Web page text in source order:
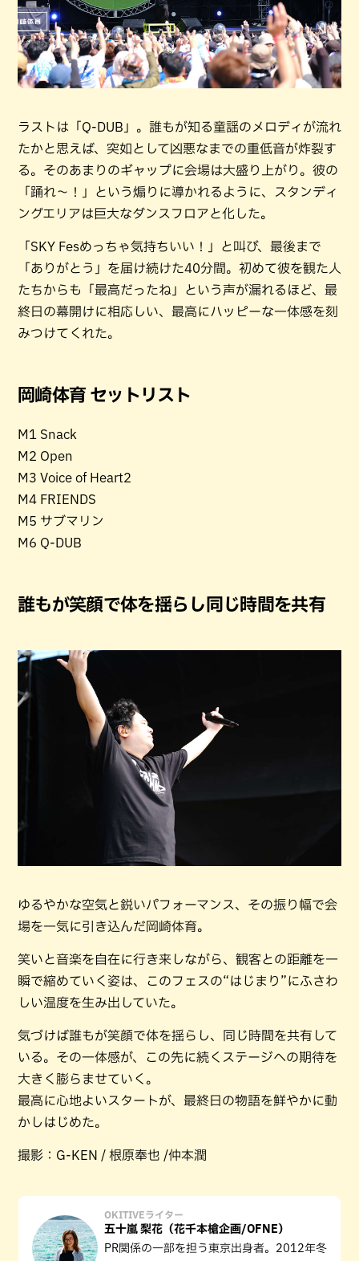
ラストは「Q-DUB」。誰もが知る童謡のメロディが流れ
たかと思えば、突如として凶悪なまでの重低音が炸裂す
る。そのあまりのギャップに会場は大盛り上がり。彼の
「踊れ〜！」という煽りに導かれるように、スタンディ
ングエリアは巨大なダンスフロアと化した。
「SKY Fesめっちゃ気持ちいい！」と叫び、最後まで
「ありがとう」を届け続けた40分間。初めて彼を観た人
たちからも「最高だったね」という声が漏れるほど、最
終日の幕開けに相応しい、最高にハッピーな一体感を刻
みつけてくれた。
岡崎体育 セットリスト
M1 Snack
M2 Open
M3 Voice of Heart2
M4 FRIENDS
M5 サブマリン
M6 Q-DUB
誰もが笑顔で体を揺らし同じ時間を共有
ゆるやかな空気と鋭いパフォーマンス、その振り幅で会
場を一気に引き込んだ岡崎体育。
笑いと音楽を自在に行き来しながら、観客との距離を一
瞬で縮めていく姿は、このフェスの“はじまり”にふさわ
しい温度を生み出していた。
気づけば誰もが笑顔で体を揺らし、同じ時間を共有して
いる。その一体感が、この先に続くステージへの期待を
大きく膨らませていく。
最高に心地よいスタートが、最終日の物語を鮮やかに動
かしはじめた。
撮影：G-KEN / 根原奉也 /仲本潤
OKITIVEライター
五十嵐 梨花（花千本槍企画/OFNE）
PR関係の一部を担う東京出身者。2012年冬